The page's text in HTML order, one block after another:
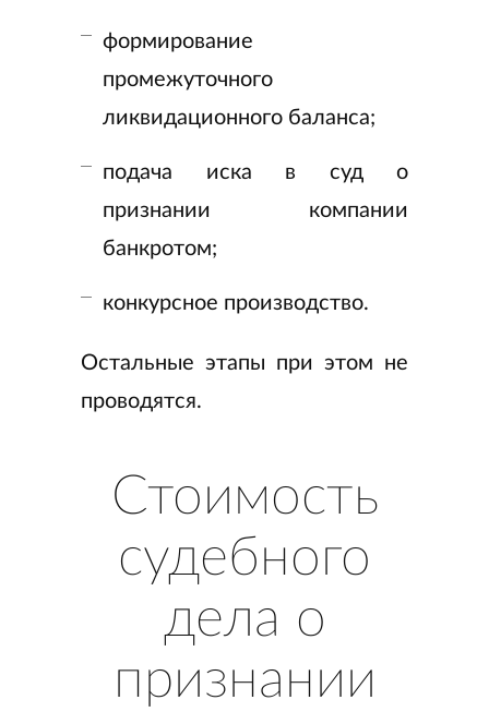
формирование
промежуточного
ликвидационного баланса;
подача иска в суд о
признании компании
банкротом;
конкурсное производство.
Остальные этапы при этом не
проводятся.
Стоимость
судебного
дела о
признании